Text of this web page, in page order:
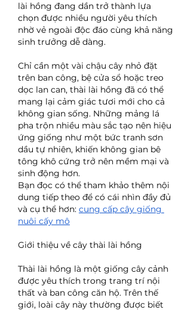
lài hồng đang dần trở thành lựa
chọn được nhiều người yêu thích
nhờ vẻ ngoài độc đáo cùng khả năng
sinh trưởng dễ dàng.
Chỉ cần một vài chậu cây nhỏ đặt
trên ban công, bệ cửa sổ hoặc treo
dọc lan can, thài lài hồng đã có thể
mang lại cảm giác tươi mới cho cả
không gian sống. Những mảng lá
pha trộn nhiều màu sắc tạo nên hiệu
ứng giống như một bức tranh sơn
dầu tự nhiên, khiến không gian bê
tông khô cứng trở nên mềm mại và
sinh động hơn.
Bạn đọc có thể tham khảo thêm nội
dung tiếp theo để có cái nhìn đầy đủ
và cụ thể hơn: cung cấp cây giống
nuôi cấy mô
Giới thiệu về cây thài lài hồng
Thài lài hồng là một giống cây cảnh
được yêu thích trong trang trí nội
thất và ban công căn hộ. Trên thế
giới, loài cây này thường được biết